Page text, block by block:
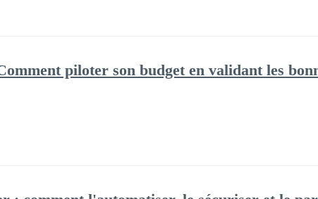
piloter son budget en validant les